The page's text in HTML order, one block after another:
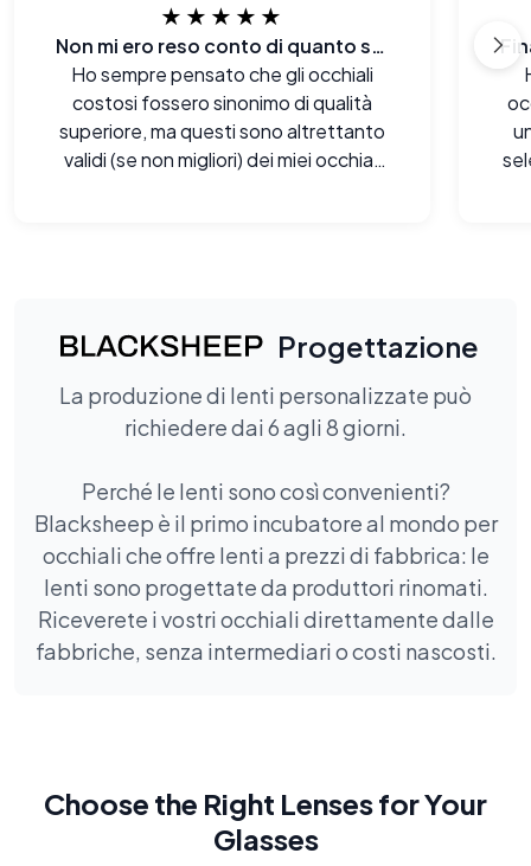
★★★★★
Non mi ero reso conto di quanto stessi pagando in più prima.
Ho sempre pensato che gli occhiali
costosi fossero sinonimo di qualità
superiore, ma questi sono altrettanto
validi (se non migliori) dei miei occhiali
Progettazione
La produzione di lenti personalizzate può
richiedere dai 6 agli 8 giorni.
Perché le lenti sono così convenienti?
Blacksheep è il primo incubatore al mondo per
occhiali che offre lenti a prezzi di fabbrica: le
lenti sono progettate da produttori rinomati.
Riceverete i vostri occhiali direttamente dalle
fabbriche, senza intermediari o costi nascosti.
Choose the Right Lenses for Your
Glasses